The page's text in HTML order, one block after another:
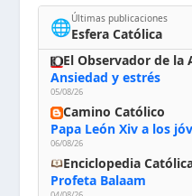
🌐Últimas publicaciones
Esfera Católica
El Observador de la
Ansiedad y estrés
05/08/26
Camino Católico
06/08/26
Enciclopedia
Profeta Balaam